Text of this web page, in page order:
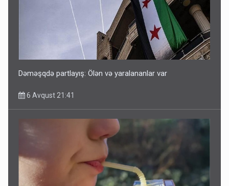
Dəməşqdə partlayış: Ölən və yaralananlar var
6 Avqust 21:41